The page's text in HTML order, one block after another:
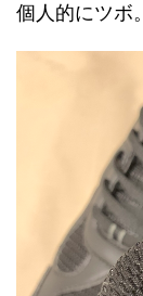
個人的にツボ。